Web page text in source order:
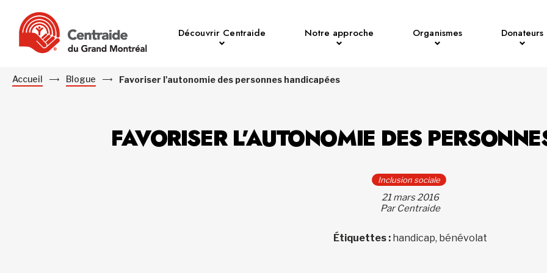
Découvrir Centraide Notre approche Organismes Donateurs
Accueil Blogue Favoriser l'autonomie des personnes handicapées
FAVORISER L’AUTONOMIE DES
Inclusion sociale
21 mars 2016
Par Centraide
Étiquettes : handicap, bénévolat